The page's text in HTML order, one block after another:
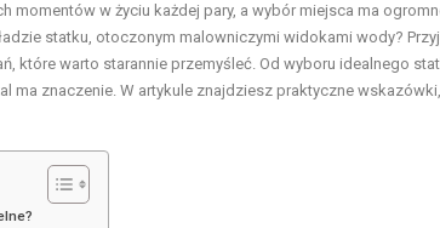
momentów w życiu każdej pary, a wybór miejsca ma
statku, otoczonym malowniczymi widokami wody?
które warto starannie przemyśleć. Od wyboru idealnego
ma znaczenie. W artykule znajdziesz praktyczne